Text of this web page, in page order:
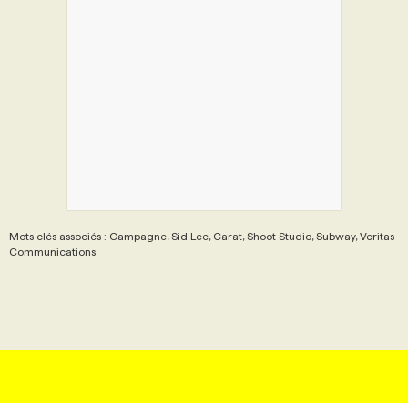
Mots clés associés : Campagne, Sid Lee, Carat, Shoot Studio, Subway, Veritas
Communications